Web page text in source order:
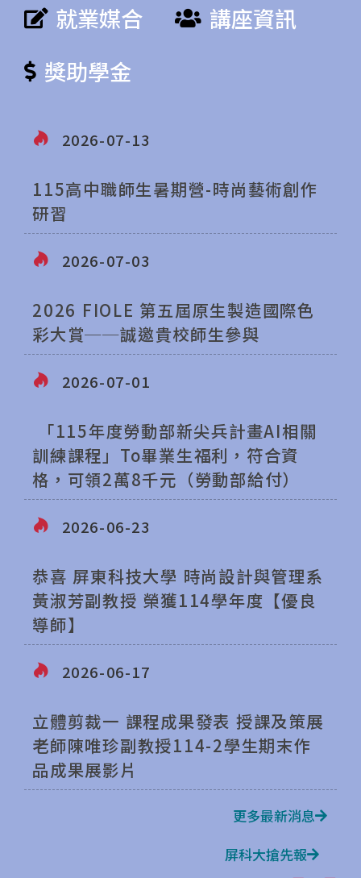
就業媒合
講座資訊
獎助學金
2026-07-13
115高中職師生暑期營-時尚藝術創作
研習
2026-07-03
2026 FIOLE 第五屆原生製造國際色
彩大賞──誠邀貴校師生參與
2026-07-01
「115年度勞動部新尖兵計畫AI相關
訓練課程」To畢業生福利，符合資
格，可領2萬8千元（勞動部給付）
2026-06-23
恭喜 屏東科技大學 時尚設計與管理系
黃淑芳副教授 榮獲114學年度【優良
導師】
2026-06-17
立體剪裁一 課程成果發表 授課及策展
老師陳唯珍副教授114-2學生期末作
品成果展影片
更多最新消息
屏科大搶先報